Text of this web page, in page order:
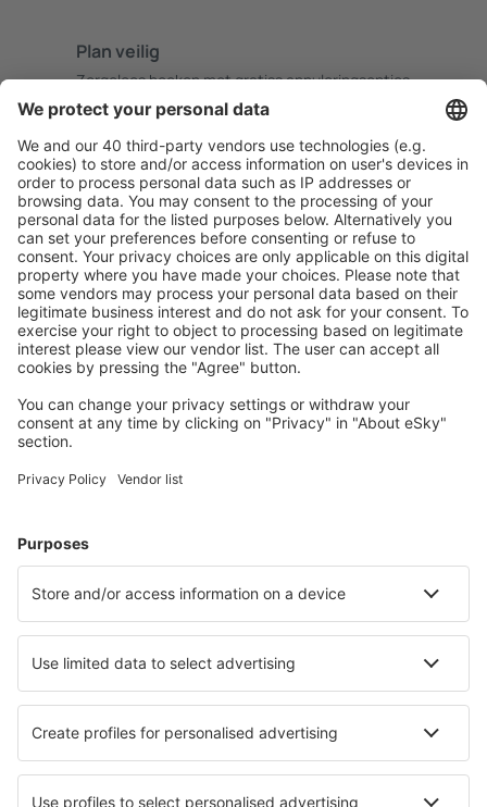
Plan veilig
Zorgeloos boeken met gratiss annuleringsopties.
Bespaar meer
Reisaanbiedingen en speciale aanbiedingen voor
geregistreerde gebruikers.
Accommodaties die u bevallen
Kies uit meer dan 1,3 miljoen accommodaties: hotels,
jeugdherbergen, appartementen en meer.
Hotels in Zwitserland - Populaire steden
Hotels in Ftan Hotels in Winterthur
Hotels in Sankt Moritz
Beste hotels - steden
Hotels in Bahia De Alcudia Hotels in Podgorje